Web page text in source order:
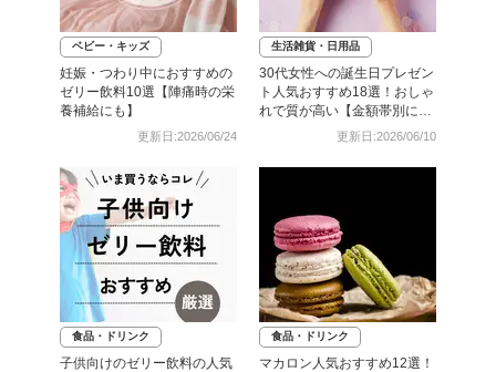
ベビー・キッズ
妊娠・つわり中におすすめの
ゼリー飲料10選【陣痛時の栄
養補給にも】
更新日:2026/06/24
生活雑貨・日用品
30代女性への誕生日プレゼン
ト人気おすすめ18選！おしゃ
れで質が高い【金額帯別に紹
更新日:2026/06/10
食品・ドリンク
子供向けのゼリー飲料の人気
食品・ドリンク
マカロン人気おすすめ12選！